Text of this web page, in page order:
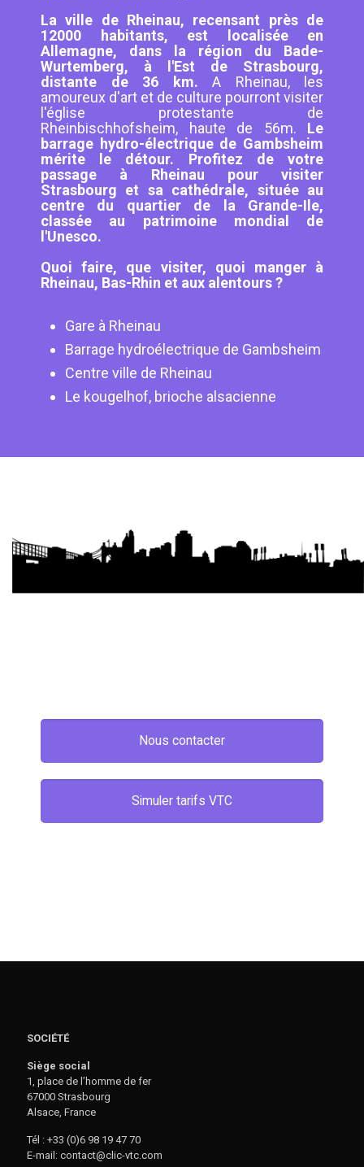
La ville de Rheinau, recensant près de
12000 habitants, est localisée en
Allemagne, dans la région du Bade-
Wurtemberg, à l'Est de Strasbourg,
distante de 36 km. A Rheinau, les
amoureux d'art et de culture pourront visiter
l'église protestante de
Rheinbischhofsheim, haute de 56m. Le
barrage hydro-électrique de Gambsheim
mérite le détour. Profitez de votre
passage à Rheinau pour visiter
Strasbourg et sa cathédrale, située au
centre du quartier de la Grande-Ile,
classée au patrimoine mondial de
l'Unesco.
Quoi faire, que visiter, quoi manger à
Rheinau, Bas-Rhin et aux alentours ?
Gare à Rheinau
Barrage hydroélectrique de Gambsheim
Centre ville de Rheinau
Le kougelhof, brioche alsacienne
Nous contacter
Simuler tarifs VTC
SOCIÉTÉ
Siège social
1, place de l’homme de fer
67000 Strasbourg
Alsace, France
Tél : +33 (0)6 98 19 47 70
E-mail: contact@clic-vtc.com